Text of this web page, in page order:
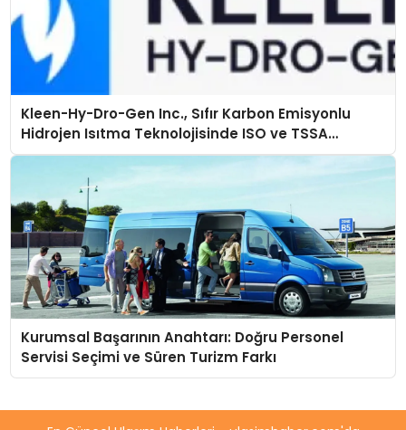
Kleen-Hy-Dro-Gen Inc., Sıfır Karbon Emisyonlu
Hidrojen Isıtma Teknolojisinde ISO ve TSSA
Düzenleyici Onaylarını Aldı
Kurumsal Başarının Anahtarı: Doğru Personel
Servisi Seçimi ve Süren Turizm Farkı